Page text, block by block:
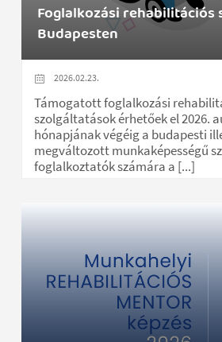
Foglalkozási rehabilitációs
Budapesten
2026.02.23.
Támogatott foglalkozási
szolgáltatások érhetőek el 2026.
hónapjának végéig a budapesti
megváltozott munkaképességű
foglalkoztatók számára a [...]